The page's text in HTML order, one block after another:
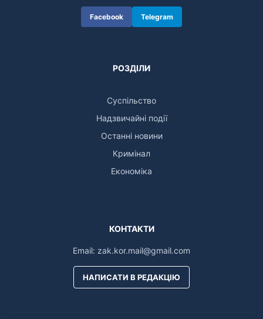
Facebook Telegram
РОЗДІЛИ
Суспільство
Надзвичайні події
Останні новини
Кримінал
Економіка
КОНТАКТИ
Email: zak.kor.mail@gmail.com
НАПИСАТИ В РЕДАКЦІЮ